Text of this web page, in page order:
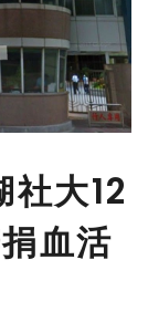
大12
血活